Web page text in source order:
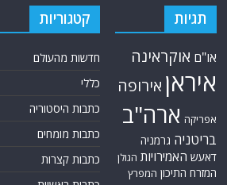
תגיות
או"ם אוקראינה
איראן אירופה
אפריקה ארה"ב
בריטניה גרמניה
דאעש האמירויות הגולן
המזרח התיכון המפרץ
קטגוריות
חדשות מהעולם
כללי
כתבות היסטוריה
כתבות מומחים
כתבות קצרות